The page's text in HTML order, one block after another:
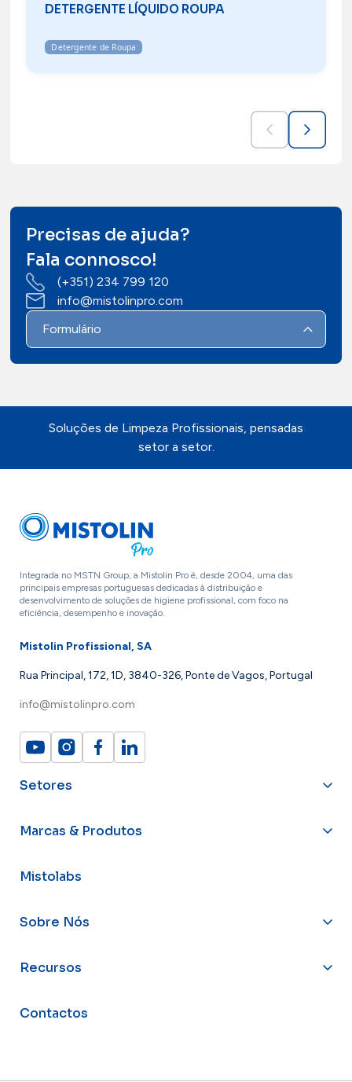
DETERGENTE LÍQUIDO ROUPA
Detergente de Roupa
Precisas de ajuda?
Fala connosco!
(+351) 234 799 120
info@mistolinpro.com
Formulário
Soluções de Limpeza Profissionais, pensadas
setor a setor.
Integrada no MSTN Group, a Mistolin Pro é, desde 2004, uma das
principais empresas portuguesas dedicadas à distribuição e
desenvolvimento de soluções de higiene profissional, com foco na
eficiência, desempenho e inovação.
Mistolin Profissional, SA
Rua Principal, 172, 1D, 3840-326, Ponte de Vagos, Portugal
info@mistolinpro.com
Setores
Marcas & Produtos
Mistolabs
Sobre Nós
Recursos
Contactos